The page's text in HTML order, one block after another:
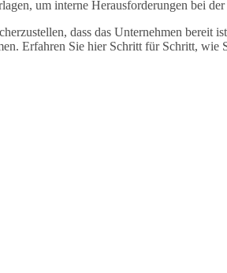
um interne Herausforderungen bei
dass das Unternehmen bereit
Erfahren Sie hier Schritt für Schritt, wie